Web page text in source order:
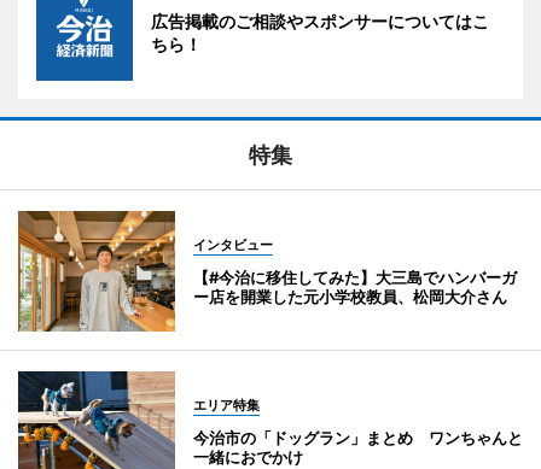
広告掲載のご相談やスポンサーについてはこ
ちら！
特集
インタビュー
【#今治に移住してみた】大三島でハンバーガ
ー店を開業した元小学校教員、松岡大介さん
エリア特集
今治市の「ドッグラン」まとめ ワンちゃんと
一緒におでかけ